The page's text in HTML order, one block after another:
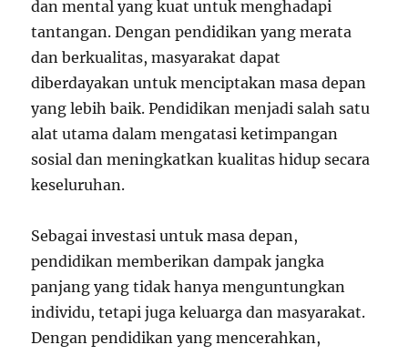
dan mental yang kuat untuk menghadapi
tantangan. Dengan pendidikan yang merata
dan berkualitas, masyarakat dapat
diberdayakan untuk menciptakan masa depan
yang lebih baik. Pendidikan menjadi salah satu
alat utama dalam mengatasi ketimpangan
sosial dan meningkatkan kualitas hidup secara
keseluruhan.
Sebagai investasi untuk masa depan,
pendidikan memberikan dampak jangka
panjang yang tidak hanya menguntungkan
individu, tetapi juga keluarga dan masyarakat.
Dengan pendidikan yang mencerahkan,